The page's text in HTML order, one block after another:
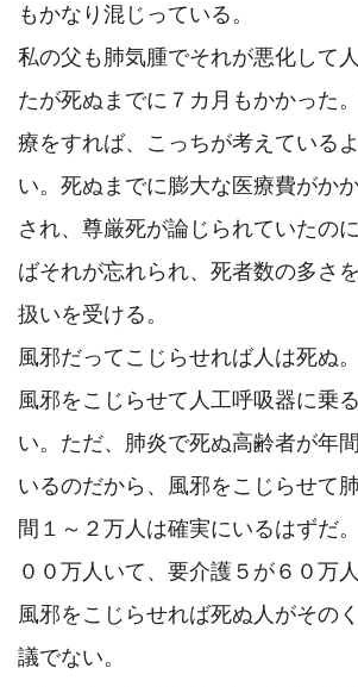
もかなり混じっている。
私の父も肺気腫でそれが悪化して
たが死ぬまでに７カ月もかかった
療をすれば、こっちが考えている
い。死ぬまでに膨大な医療費がか
され、尊厳死が論じられていたの
ばそれが忘れられ、死者数の多さ
扱いを受ける。
風邪だってこじらせれば人は死ぬ
風邪をこじらせて人工呼吸器に乗
い。ただ、肺炎で死ぬ高齢者が年
いるのだから、風邪をこじらせて
間１～２万人は確実にいるはずだ
００万人いて、要介護５が６０万
風邪をこじらせれば死ぬ人がその
議でない。